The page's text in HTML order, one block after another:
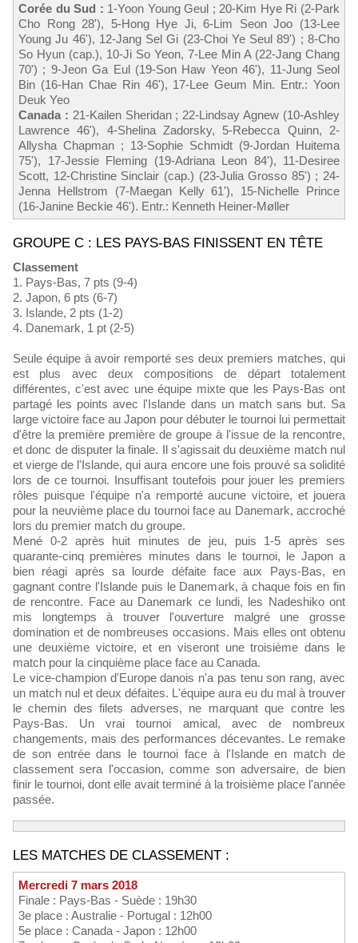
Corée du Sud : 1-Yoon Young Geul ; 20-Kim Hye Ri (2-Park
Cho Rong 28'), 5-Hong Hye Ji, 6-Lim Seon Joo (13-Lee
Young Ju 46'), 12-Jang Sel Gi (23-Choi Ye Seul 89') ; 8-Cho
So Hyun (cap.), 10-Ji So Yeon, 7-Lee Min A (22-Jang Chang
70') ; 9-Jeon Ga Eul (19-Son Haw Yeon 46'), 11-Jung Seol
Bin (16-Han Chae Rin 46'), 17-Lee Geum Min. Entr.: Yoon
Deuk Yeo
Canada : 21-Kailen Sheridan ; 22-Lindsay Agnew (10-Ashley
Lawrence 46'), 4-Shelina Zadorsky, 5-Rebecca Quinn, 2-
Allysha Chapman ; 13-Sophie Schmidt (9-Jordan Huitema
75'), 17-Jessie Fleming (19-Adriana Leon 84'), 11-Desiree
Scott, 12-Christine Sinclair (cap.) (23-Julia Grosso 85') ; 24-
Jenna Hellstrom (7-Maegan Kelly 61'), 15-Nichelle Prince
(16-Janine Beckie 46'). Entr.: Kenneth Heiner-Møller
GROUPE C : LES PAYS-BAS FINISSENT EN TÊTE
Classement
1. Pays-Bas, 7 pts (9-4)
2. Japon, 6 pts (6-7)
3. Islande, 2 pts (1-2)
4. Danemark, 1 pt (2-5)
Seule équipe à avoir remporté ses deux premiers matches, qui
est plus avec deux compositions de départ totalement
différentes, c'est avec une équipe mixte que les Pays-Bas ont
partagé les points avec l'Islande dans un match sans but. Sa
large victoire face au Japon pour débuter le tournoi lui permettait
d'être la première première de groupe à l'issue de la rencontre,
et donc de disputer la finale. Il s'agissait du deuxième match nul
et vierge de l'Islande, qui aura encore une fois prouvé sa solidité
lors de ce tournoi. Insuffisant toutefois pour jouer les premiers
rôles puisque l'équipe n'a remporté aucune victoire, et jouera
pour la neuvième place du tournoi face au Danemark, accroché
lors du premier match du groupe.
Mené 0-2 après huit minutes de jeu, puis 1-5 après ses
quarante-cinq premières minutes dans le tournoi, le Japon a
bien réagi après sa lourde défaite face aux Pays-Bas, en
gagnant contre l'Islande puis le Danemark, à chaque fois en fin
de rencontre. Face au Danemark ce lundi, les Nadeshiko ont
mis longtemps à trouver l'ouverture malgré une grosse
domination et de nombreuses occasions. Mais elles ont obtenu
une deuxième victoire, et en viseront une troisième dans le
match pour la cinquième place face au Canada.
Le vice-champion d'Europe danois n'a pas tenu son rang, avec
un match nul et deux défaites. L'équipe aura eu du mal à trouver
le chemin des filets adverses, ne marquant que contre les
Pays-Bas. Un vrai tournoi amical, avec de nombreux
changements, mais des performances décevantes. Le remake
de son entrée dans le tournoi face à l'Islande en match de
classement sera l'occasion, comme son adversaire, de bien
finir le tournoi, dont elle avait terminé à la troisième place l'année
passée.
LES MATCHES DE CLASSEMENT :
Mercredi 7 mars 2018
Finale : Pays-Bas - Suède : 19h30
3e place : Australie - Portugal : 12h00
5e place : Canada - Japon : 12h00